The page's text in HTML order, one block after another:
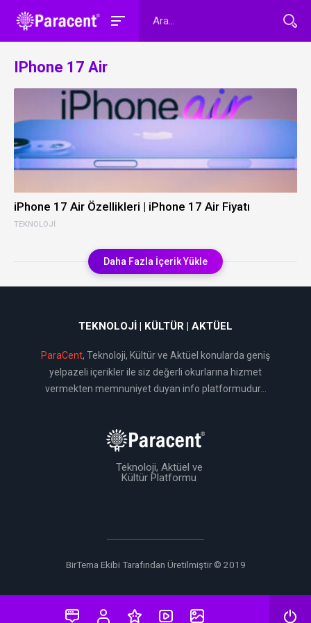
IPhone 17 Air
TEKNOLOJI
iPhone 17 Air Özellikleri | iPhone 17 Air Fiyatı
Daha Fazla İçerik Yükle
TEKNOLOJI | KÜLTÜR | AKTÜEL
ParaCent, Teknoloji, Kültür ve Aktüel konularda geniş
yelpazeli içerikler ile siz değerli okurlarına hizmet
vermekten memnuniyet duyan info platformudur...
Teknoloji, Aktüel ve
Kültür Platformu
BirTema Ekibi Tarafından Üretilmiştir © 2019